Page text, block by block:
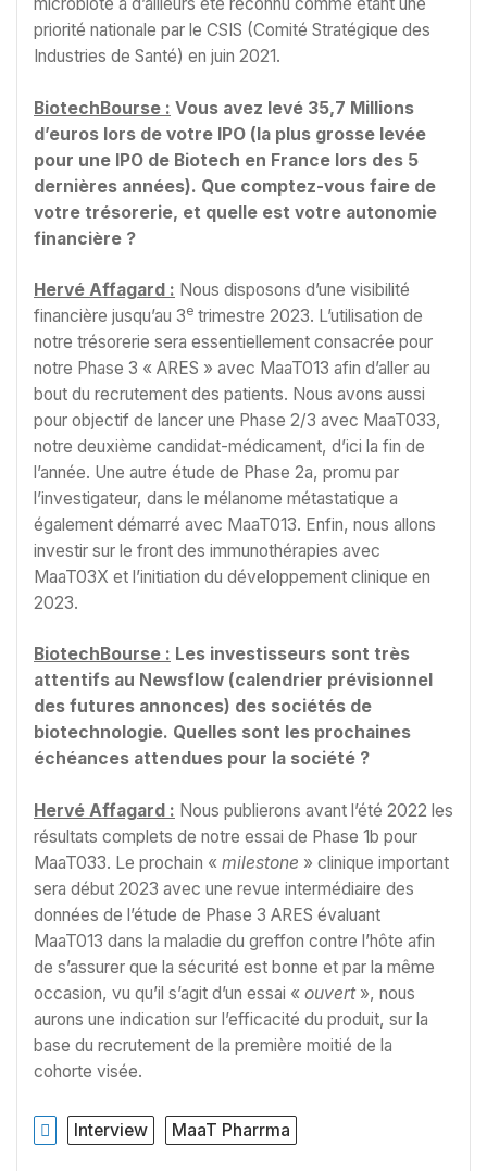
priorité nationale par le CSIS (Comité Stratégique des
Industries de Santé) en juin 2021.
BiotechBourse : Vous avez levé 35,7 Millions
d’euros lors de votre IPO (la plus grosse levée
pour une IPO de Biotech en France lors des 5
dernières années). Que comptez-vous faire de
votre trésorerie, et quelle est votre autonomie
financière ?
Hervé Affagard : Nous disposons d’une visibilité
financière jusqu’au 3e trimestre 2023. L’utilisation de
notre trésorerie sera essentiellement consacrée pour
notre Phase 3 « ARES » avec MaaT013 afin d’aller au
bout du recrutement des patients. Nous avons aussi
pour objectif de lancer une Phase 2/3 avec MaaT033,
notre deuxième candidat-médicament, d’ici la fin de
l’année. Une autre étude de Phase 2a, promu par
l’investigateur, dans le mélanome métastatique a
également démarré avec MaaT013. Enfin, nous allons
investir sur le front des immunothérapies avec
MaaT03X et l’initiation du développement clinique en
2023.
BiotechBourse : Les investisseurs sont très
attentifs au Newsflow (calendrier prévisionnel
des futures annonces) des sociétés de
biotechnologie. Quelles sont les prochaines
échéances attendues pour la société ?
Hervé Affagard : Nous publierons avant l’été 2022 les
résultats complets de notre essai de Phase 1b pour
MaaT033. Le prochain « milestone » clinique important
sera début 2023 avec une revue intermédiaire des
données de l’étude de Phase 3 ARES évaluant
MaaT013 dans la maladie du greffon contre l’hôte afin
de s’assurer que la sécurité est bonne et par la même
occasion, vu qu’il s’agit d’un essai « ouvert », nous
aurons une indication sur l’efficacité du produit, sur la
base du recrutement de la première moitié de la
cohorte visée.
Interview MaaT Pharrma